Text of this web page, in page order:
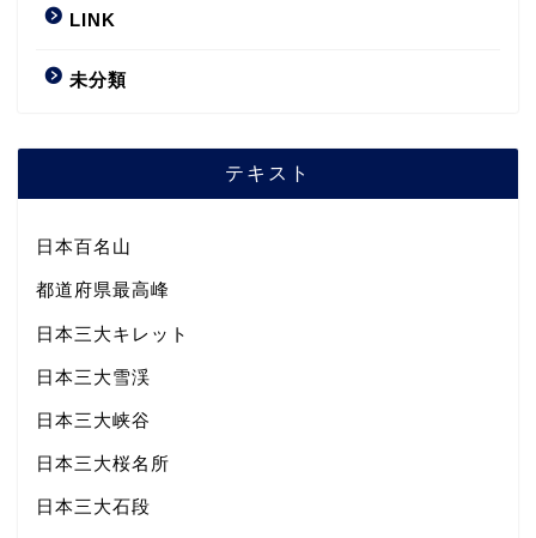
LINK
未分類
テキスト
日本百名山
都道府県最高峰
日本三大キレット
日本三大雪渓
日本三大峡谷
日本三大桜名所
日本三大石段